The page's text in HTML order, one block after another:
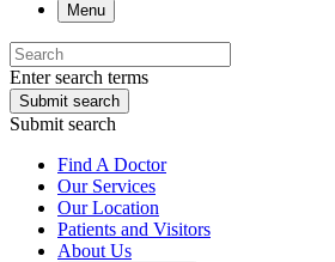
Menu
Enter search terms
Submit search
Submit search
Find A Doctor
Our Services
Our Location
Patients and Visitors
About Us